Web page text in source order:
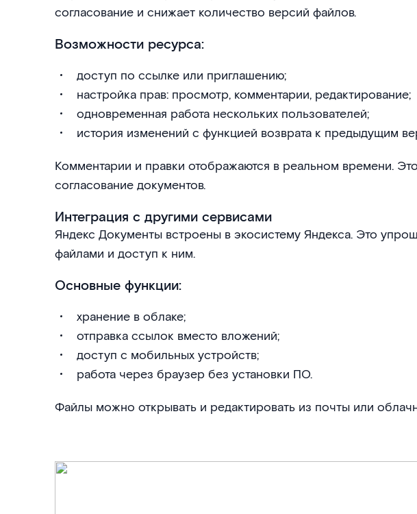
согласование и снижает количество версий файлов.
Возможности ресурса:
доступ по ссылке или приглашению;
настройка прав: просмотр, комментарии, редактирование;
одновременная работа нескольких пользователей;
история изменений с функцией возврата к предыдущим
Комментарии и правки отображаются в реальном времени.
согласование документов.
Интеграция с другими сервисами
Яндекс Документы встроены в экосистему Яндекса. Это
файлами и доступ к ним.
Основные функции:
хранение в облаке;
отправка ссылок вместо вложений;
доступ с мобильных устройств;
работа через браузер без установки ПО.
Файлы можно открывать и редактировать из почты или